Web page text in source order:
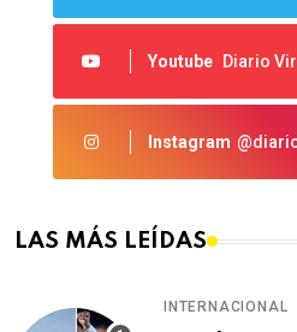
Youtube Diario
Instagram
LAS MÁS LEÍDAS
INTERNACIONAL